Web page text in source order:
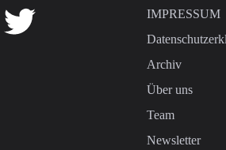
IMPRESSUM
Archiv
Über uns
Team
Newsletter